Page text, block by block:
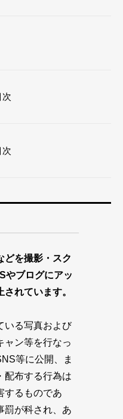
次
次
どを撮影・スク
やブログにアッ
れています。
いる写真および
ャン等を行なっ
等に公開、ま
配布する行為は
するものであ
罰が科され、あ